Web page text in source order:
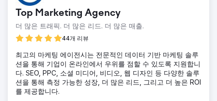
Top Marketing Agency
더 많은 트래픽. 더 많은 리드. 더 많은 매출.
44개 리뷰
최고의 마케팅 에이전시는 전문적인 데이터 기반 마케팅 솔루
션을 통해 기업이 온라인에서 우위를 점할 수 있도록 지원합니
다. SEO, PPC, 소셜 미디어, 비디오, 웹 디자인 등 다양한 솔루
션을 통해 측정 가능한 성장, 더 많은 리드, 그리고 더 높은 ROI
를 제공합니다.